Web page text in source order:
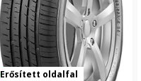
Erősített oldalfal